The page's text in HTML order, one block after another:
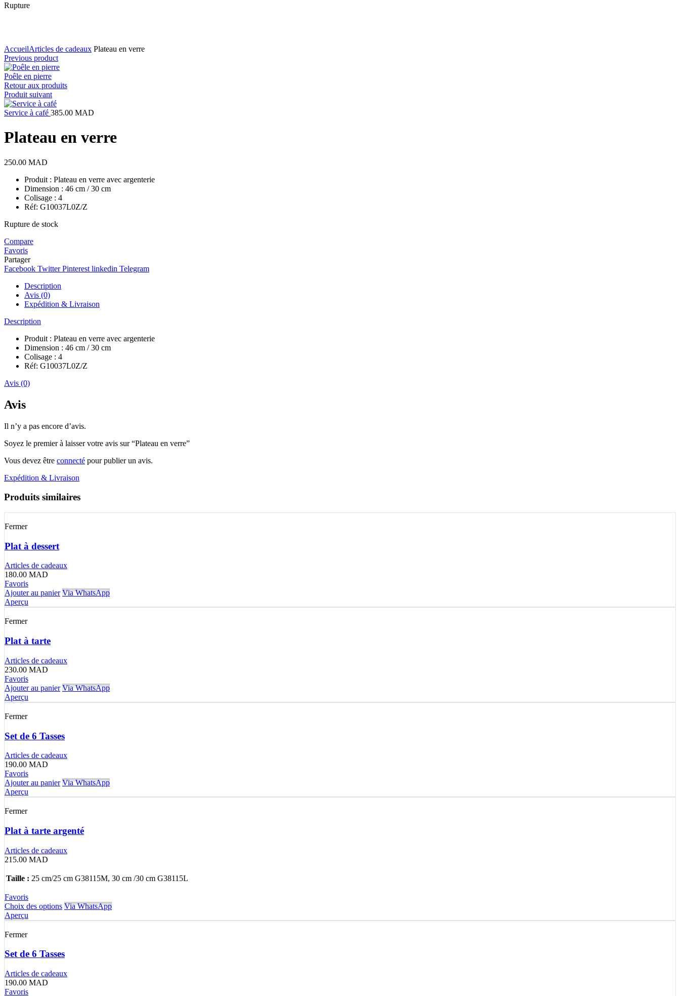
Rupture
AccueilArticles de cadeaux Plateau en verre
Previous product
Poêle en pierre
Retour aux produits
Produit suivant
Service à café 385.00 MAD
Plateau en verre
250.00 MAD
Produit : Plateau en verre avec argenterie
Dimension : 46 cm / 30 cm
Colisage : 4
Réf: G10037L0Z/Z
Rupture de stock
Compare
Favoris
Partager
Facebook Twitter Pinterest linkedin Telegram
Description
Avis (0)
Expédition & Livraison
Description
Produit : Plateau en verre avec argenterie
Dimension : 46 cm / 30 cm
Colisage : 4
Réf: G10037L0Z/Z
Avis (0)
Avis
Il n’y a pas encore d’avis.
Soyez le premier à laisser votre avis sur “Plateau en verre”
Vous devez être connecté pour publier un avis.
Expédition & Livraison
Produits similaires
Fermer
Plat à dessert
Articles de cadeaux
180.00 MAD
Favoris
Ajouter au panier Via WhatsApp
Aperçu
Fermer
Plat à tarte
Articles de cadeaux
230.00 MAD
Favoris
Ajouter au panier Via WhatsApp
Aperçu
Fermer
Set de 6 Tasses
Articles de cadeaux
190.00 MAD
Favoris
Ajouter au panier Via WhatsApp
Aperçu
Fermer
Plat à tarte argenté
Articles de cadeaux
215.00 MAD
Taille : 25 cm/25 cm G38115M, 30 cm /30 cm G38115L
Favoris
Choix des options Via WhatsApp
Aperçu
Fermer
Set de 6 Tasses
Articles de cadeaux
190.00 MAD
Favoris